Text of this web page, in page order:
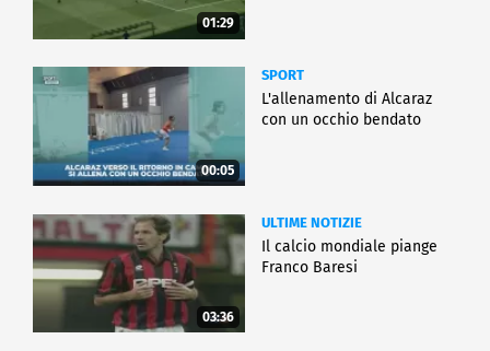
01:29
00:05
SPORT
L'allenamento di Alcaraz
con un occhio bendato
03:36
ULTIME NOTIZIE
Il calcio mondiale piange
Franco Baresi